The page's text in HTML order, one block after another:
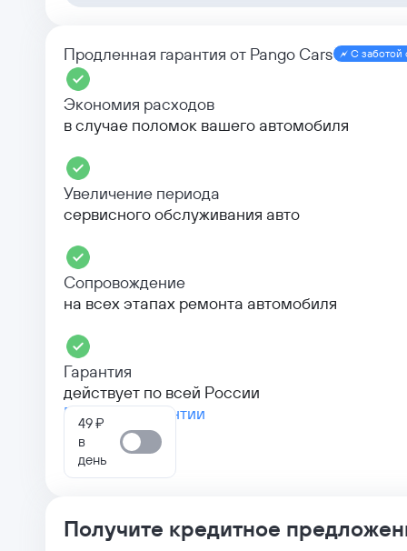
Продленная гарантия от Pango Cars С заботой
Экономия расходов
в случае поломок вашего автомобиля
Увеличение периода
сервисного обслуживания авто
Сопровождение
на всех этапах ремонта автомобиля
Гарантия
действует по всей России
Больше о гарантии
49 ₽
в
день
Получите кредитное